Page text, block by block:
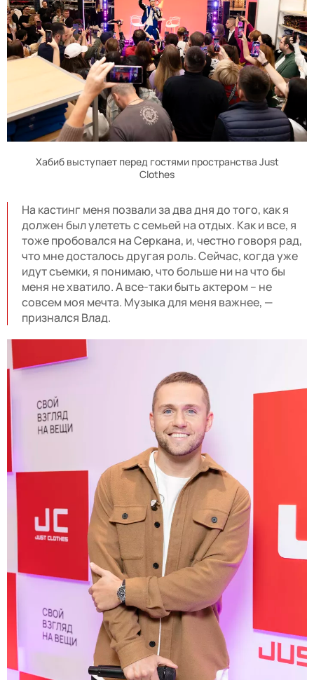
Хабиб выступает перед гостями пространства Just
Clothes
На кастинг меня позвали за два дня до того, как я
должен был улететь с семьей на отдых. Как и все, я
тоже пробовался на Серкана, и, честно говоря рад,
что мне досталось другая роль. Сейчас, когда уже
идут съемки, я понимаю, что больше ни на что бы
меня не хватило. А все-таки быть актером – не
совсем моя мечта. Музыка для меня важнее, —
признался Влад.